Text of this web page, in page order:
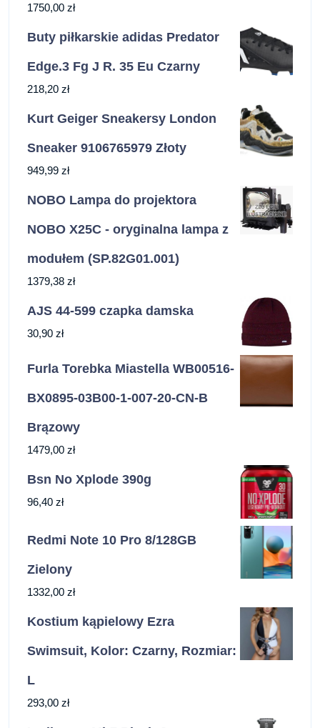
1750,00 zł
Buty piłkarskie adidas Predator
Edge.3 Fg J R. 35 Eu Czarny
218,20 zł
Kurt Geiger Sneakersy London
Sneaker 9106765979 Złoty
949,99 zł
NOBO Lampa do projektora
NOBO X25C - oryginalna lampa z
modułem (SP.82G01.001)
1379,38 zł
AJS 44-599 czapka damska
30,90 zł
Furla Torebka Miastella WB00516-
BX0895-03B00-1-007-20-CN-B
Brązowy
1479,00 zł
Bsn No Xplode 390g
96,40 zł
Redmi Note 10 Pro 8/128GB
Zielony
1332,00 zł
Kostium kąpielowy Ezra
Swimsuit, Kolor: Czarny, Rozmiar:
L
293,00 zł